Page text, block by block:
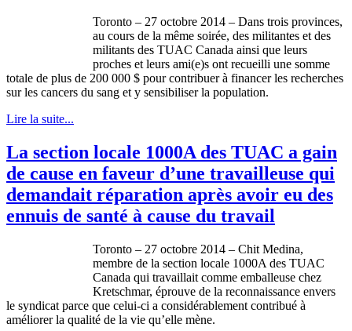
Toronto – 27 octobre 2014 – Dans trois provinces,
au cours de la même soirée, des militantes et des
militants des TUAC Canada ainsi que leurs
proches et leurs ami(e)s ont recueilli une somme
totale de plus de 200 000 $ pour contribuer à financer les recherches
sur les cancers du sang et y sensibiliser la population.
Lire la suite...
La section locale 1000A des TUAC a gain
de cause en faveur d’une travailleuse qui
demandait réparation après avoir eu des
ennuis de santé à cause du travail
Toronto – 27 octobre 2014 – Chit Medina,
membre de la section locale 1000A des TUAC
Canada qui travaillait comme emballeuse chez
Kretschmar, éprouve de la reconnaissance envers
le syndicat parce que celui-ci a considérablement contribué à
améliorer la qualité de la vie qu’elle mène.